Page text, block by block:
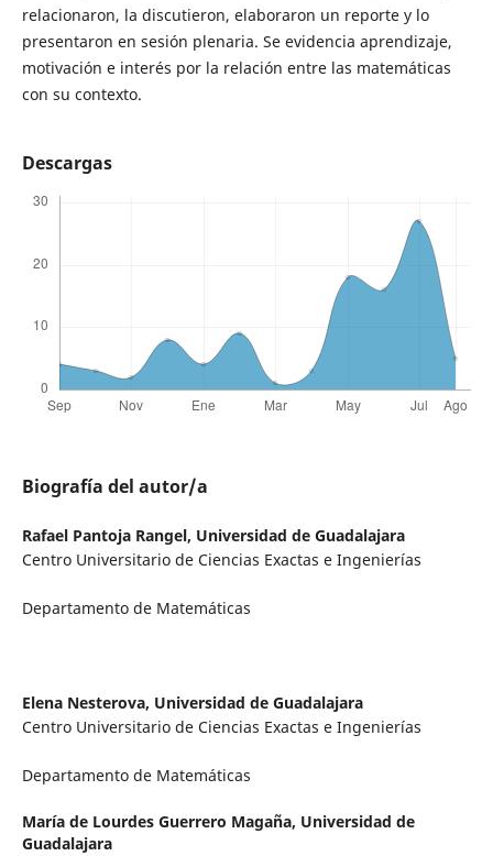
relacionaron, la discutieron, elaboraron un reporte y lo
presentaron en sesión plenaria. Se evidencia aprendizaje,
motivación e interés por la relación entre las matemáticas
con su contexto.
Descargas
Biografía del autor/a
Rafael Pantoja Rangel, Universidad de Guadalajara
Centro Universitario de Ciencias Exactas e Ingenierías
Departamento de Matemáticas
Elena Nesterova, Universidad de Guadalajara
Centro Universitario de Ciencias Exactas e Ingenierías
Departamento de Matemáticas
María de Lourdes Guerrero Magaña, Universidad de
Guadalajara